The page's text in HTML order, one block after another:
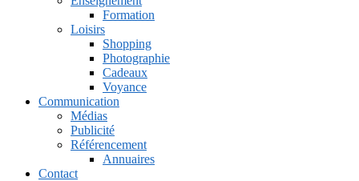
Formation
Loisirs
Shopping
Photographie
Cadeaux
Voyance
Communication
Médias
Publicité
Référencement
Annuaires
Contact